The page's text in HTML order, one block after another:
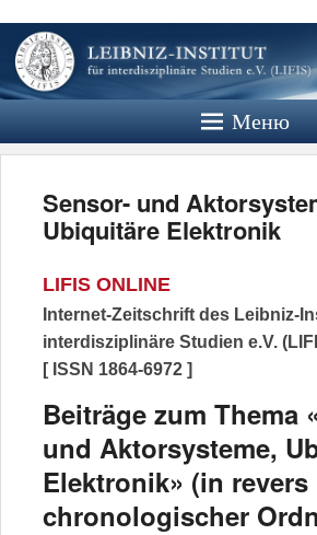
Website
Меню
Sensor- und
Ubiquitäre Elektronik
LIFIS ONLINE
Internet-Zeitschrift des Leibniz-
interdisziplinäre Studien e.V.
[ ISSN 1864-6972 ]
Beiträge zum Thema
und Aktorsysteme,
Elektronik» (in revers
chronologischer